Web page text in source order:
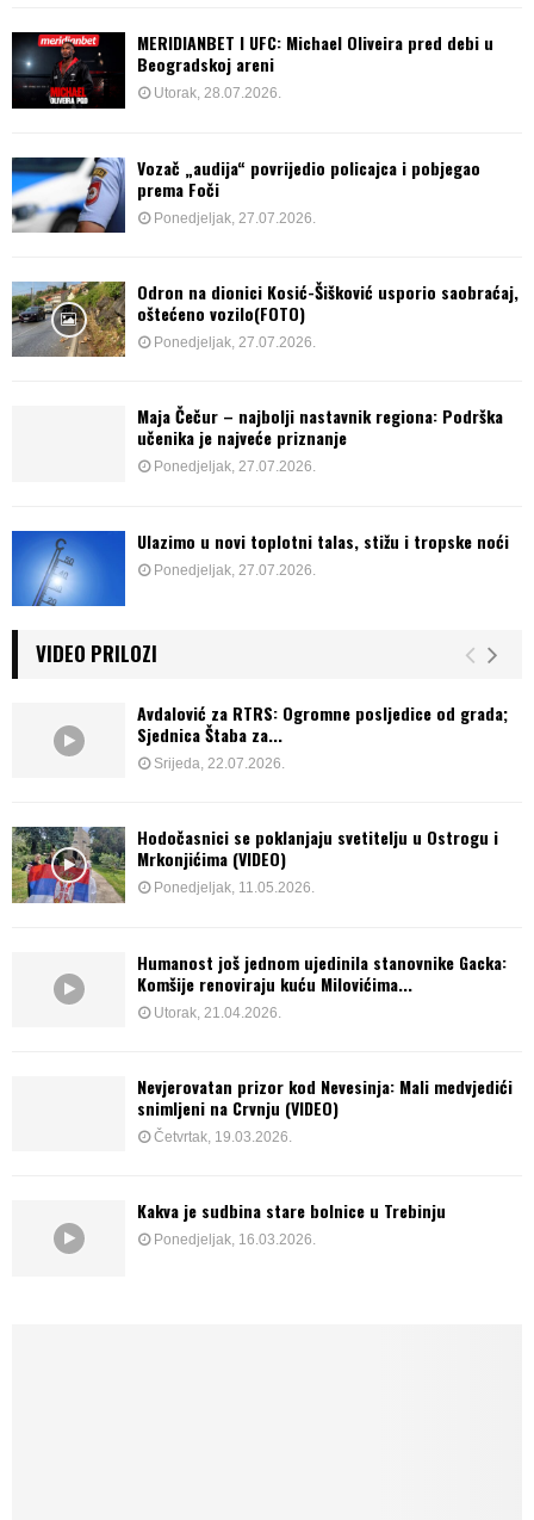
MERIDIANBET I UFC: Michael Oliveira pred debi u
Beogradskoj areni
Utorak, 28.07.2026.
Vozač „audija“ povrijedio policajca i pobjegao
prema Foči
Ponedjeljak, 27.07.2026.
Odron na dionici Kosić-Šišković usporio saobraćaj,
oštećeno vozilo(FOTO)
Ponedjeljak, 27.07.2026.
Maja Čečur – najbolji nastavnik regiona: Podrška
učenika je najveće priznanje
Ponedjeljak, 27.07.2026.
Ulazimo u novi toplotni talas, stižu i tropske noći
Ponedjeljak, 27.07.2026.
VIDEO PRILOZI
Avdalović za RTRS: Ogromne posljedice od grada;
Sjednica Štaba za...
Srijeda, 22.07.2026.
Hodočasnici se poklanjaju svetitelju u Ostrogu i
Mrkonjićima (VIDEO)
Ponedjeljak, 11.05.2026.
Humanost još jednom ujedinila stanovnike Gacka:
Komšije renoviraju kuću Milovićima...
Utorak, 21.04.2026.
Nevjerovatan prizor kod Nevesinja: Mali medvjedići
snimljeni na Crvnju (VIDEO)
Četvrtak, 19.03.2026.
Kakva je sudbina stare bolnice u Trebinju
Ponedjeljak, 16.03.2026.